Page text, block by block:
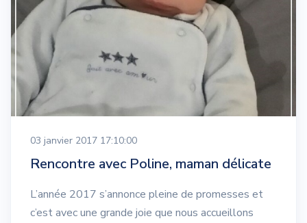
03 janvier 2017 17:10:00
Rencontre avec Poline, maman délicate
L’année 2017 s’annonce pleine de promesses et
c’est avec une grande joie que nous accueillons